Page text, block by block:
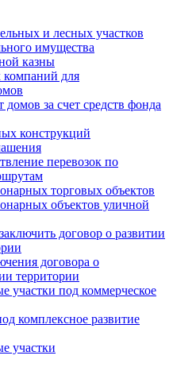
и лесных участков
имущества
казны
для
за счет средств фонда
конструкций
перевозок по
торговых объектов
объектов уличной
договор о развитии
договора о
территории
участки под коммерческое
комплексное развитие
участки